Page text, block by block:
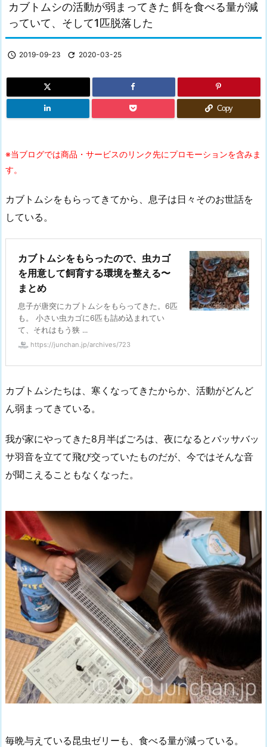
カブトムシの活動が弱まってきた 餌を食べる量が減
っていて、そして1匹脱落した
 2019-09-23  2020-03-25
Copy
※当ブログでは商品・サービスのリンク先にプロモーションを含みま
す。
カブトムシをもらってきてから、息子は日々そのお世話を
している。
カブトムシをもらったので、虫カゴ
を用意して飼育する環境を整える〜
まとめ
息子が唐突にカブトムシをもらってきた。6匹
も。 小さい虫カゴに6匹も詰め込まれてい
て、それはもう狭 ...
https://junchan.jp/archives/723
カブトムシたちは、寒くなってきたからか、活動がどんど
ん弱まってきている。
我が家にやってきた8月半ばごろは、夜になるとバッサバッ
サ羽音を立てて飛び交っていたものだが、今ではそんな音
が聞こえることもなくなった。
毎晩与えている昆虫ゼリーも、食べる量が減っている。